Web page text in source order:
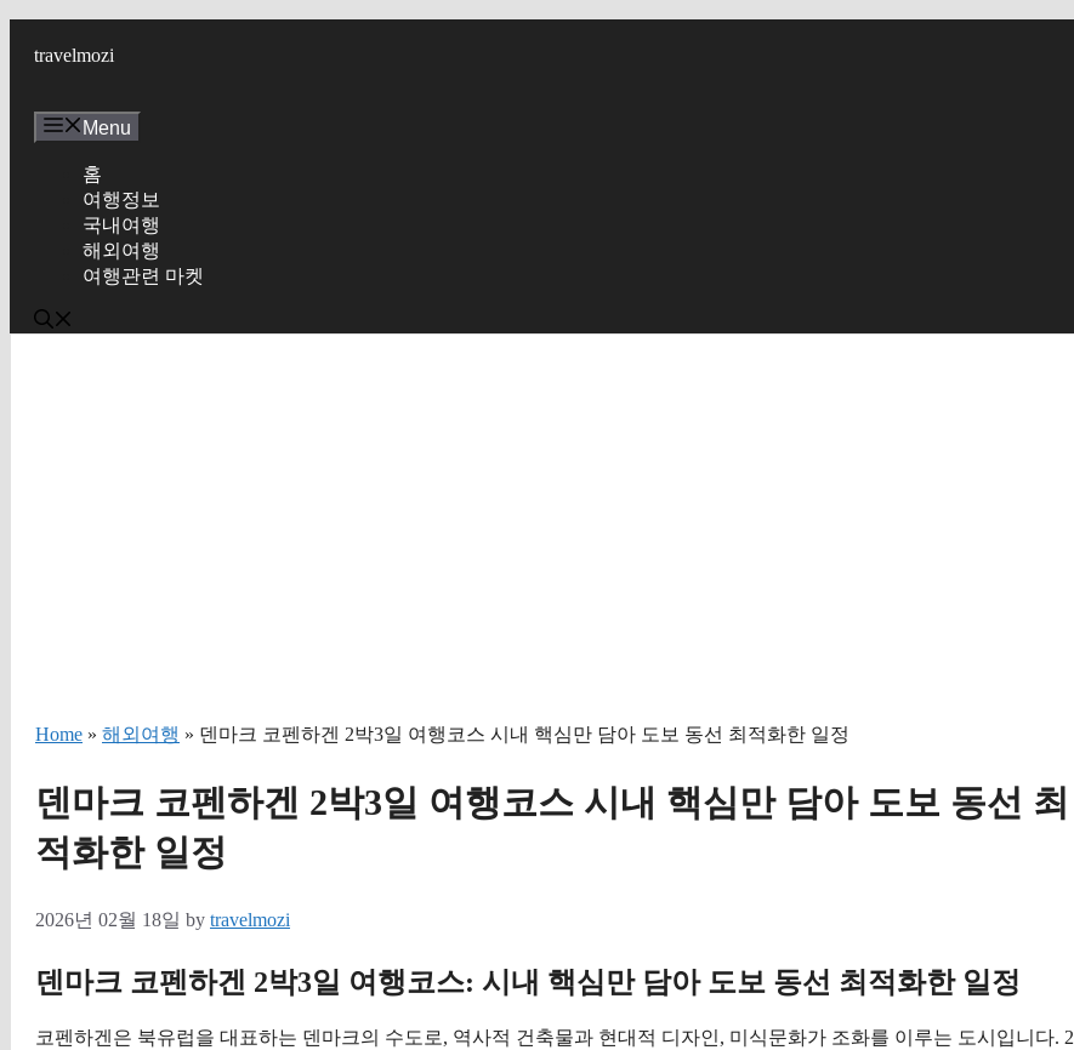
travelmozi
Menu
홈
여행정보
국내여행
해외여행
여행관련 마켓
Home » 해외여행 » 덴마크 코펜하겐 2박3일 여행코스 시내 핵심만 담아 도보 동선 최적화한 일정
덴마크 코펜하겐 2박3일 여행코스 시내 핵심만 담아 도보 동선 최
적화한 일정
2026년 02월 18일 by travelmozi
덴마크 코펜하겐 2박3일 여행코스: 시내 핵심만 담아 도보 동선 최적화한 일정
코펜하겐은 북유럽을 대표하는 덴마크의 수도로, 역사적 건축물과 현대적 디자인, 미식문화가 조화를 이루는 도시입니다. 2